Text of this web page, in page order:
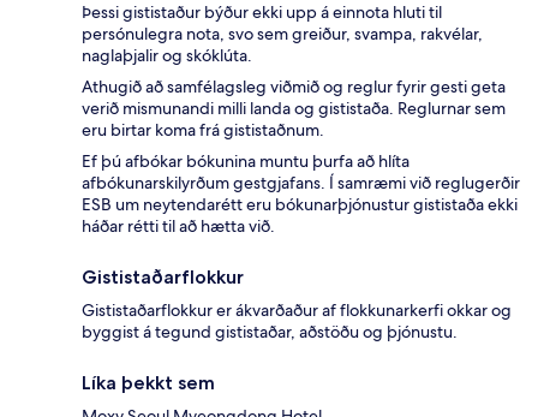
Þessi gististaður býður ekki upp á einnota hluti til
persónulegra nota, svo sem greiður, svampa, rakvélar,
naglaþjalir og skóklúta.
Athugið að samfélagsleg viðmið og reglur fyrir gesti geta
verið mismunandi milli landa og gististaða. Reglurnar sem
eru birtar koma frá gististaðnum.
Ef þú afbókar bókunina muntu þurfa að hlíta
afbókunarskilyrðum gestgjafans. Í samræmi við reglugerðir
ESB um neytendarétt eru bókunarþjónustur gististaða ekki
háðar rétti til að hætta við.
Gististaðarflokkur
Gististaðarflokkur er ákvarðaður af flokkunarkerfi okkar og
byggist á tegund gististaðar, aðstöðu og þjónustu.
Líka þekkt sem